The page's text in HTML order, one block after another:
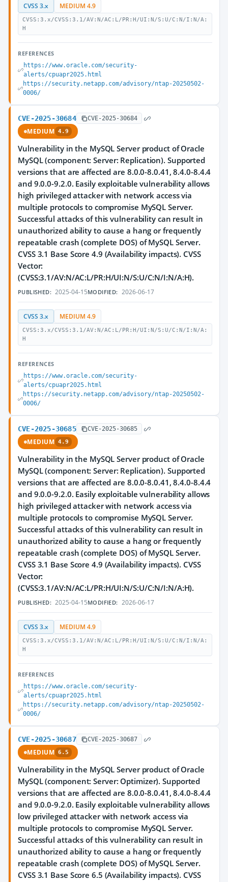
CVSS 3.x MEDIUM 4.9
CVSS:3.x/CVSS:3.1/AV:N/AC:L/PR:H/UI:N/S:U/C:N/I:N/A:
H
REFERENCES
https://www.oracle.com/security-
alerts/cpuapr2025.html
https://security.netapp.com/advisory/ntap-20250502-
0006/
CVE-2025-30684 CVE-2025-30684
MEDIUM 4.9
Vulnerability in the MySQL Server product of Oracle
MySQL (component: Server: Replication). Supported
versions that are affected are 8.0.0-8.0.41, 8.4.0-8.4.4
and 9.0.0-9.2.0. Easily exploitable vulnerability allows
high privileged attacker with network access via
multiple protocols to compromise MySQL Server.
Successful attacks of this vulnerability can result in
unauthorized ability to cause a hang or frequently
repeatable crash (complete DOS) of MySQL Server.
CVSS 3.1 Base Score 4.9 (Availability impacts). CVSS
Vector:
(CVSS:3.1/AV:N/AC:L/PR:H/UI:N/S:U/C:N/I:N/A:H).
PUBLISHED: 2025-04-15MODIFIED: 2026-06-17
CVSS 3.x MEDIUM 4.9
CVSS:3.x/CVSS:3.1/AV:N/AC:L/PR:H/UI:N/S:U/C:N/I:N/A:
H
REFERENCES
https://www.oracle.com/security-
alerts/cpuapr2025.html
https://security.netapp.com/advisory/ntap-20250502-
0006/
CVE-2025-30685 CVE-2025-30685
MEDIUM 4.9
Vulnerability in the MySQL Server product of Oracle
MySQL (component: Server: Replication). Supported
versions that are affected are 8.0.0-8.0.41, 8.4.0-8.4.4
and 9.0.0-9.2.0. Easily exploitable vulnerability allows
high privileged attacker with network access via
multiple protocols to compromise MySQL Server.
Successful attacks of this vulnerability can result in
unauthorized ability to cause a hang or frequently
repeatable crash (complete DOS) of MySQL Server.
CVSS 3.1 Base Score 4.9 (Availability impacts). CVSS
Vector:
(CVSS:3.1/AV:N/AC:L/PR:H/UI:N/S:U/C:N/I:N/A:H).
PUBLISHED: 2025-04-15MODIFIED: 2026-06-17
CVSS 3.x MEDIUM 4.9
CVSS:3.x/CVSS:3.1/AV:N/AC:L/PR:H/UI:N/S:U/C:N/I:N/A:
H
REFERENCES
https://www.oracle.com/security-
alerts/cpuapr2025.html
https://security.netapp.com/advisory/ntap-20250502-
0006/
CVE-2025-30687 CVE-2025-30687
MEDIUM 6.5
Vulnerability in the MySQL Server product of Oracle
MySQL (component: Server: Optimizer). Supported
versions that are affected are 8.0.0-8.0.41, 8.4.0-8.4.4
and 9.0.0-9.2.0. Easily exploitable vulnerability allows
low privileged attacker with network access via
multiple protocols to compromise MySQL Server.
Successful attacks of this vulnerability can result in
unauthorized ability to cause a hang or frequently
repeatable crash (complete DOS) of MySQL Server.
CVSS 3.1 Base Score 6.5 (Availability impacts). CVSS